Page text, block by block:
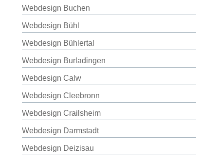
Webdesign Buchen
Webdesign Bühl
Webdesign Bühlertal
Webdesign Burladingen
Webdesign Calw
Webdesign Cleebronn
Webdesign Crailsheim
Webdesign Darmstadt
Webdesign Deizisau